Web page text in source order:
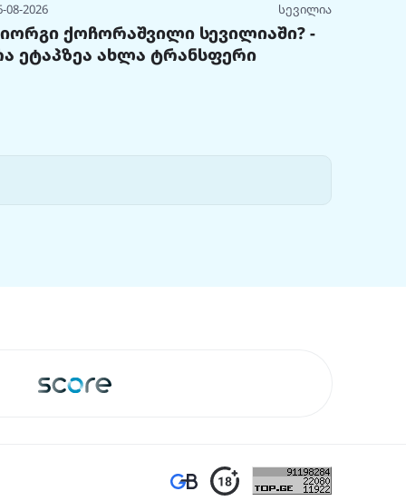
08-2026 სევილია
ქოჩორაშვილი სევილიაში? -
ეტაპზეა ახლა ტრანსფერი